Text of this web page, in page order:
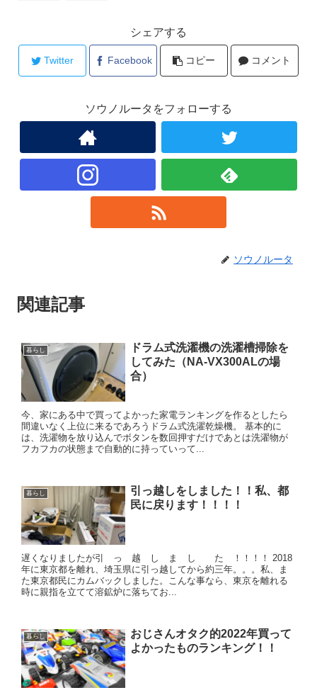
シェアする
Twitter Facebook コピー コメント
ソウノルータをフォローする
ソウノルータ
関連記事
暮らし
ドラム式洗濯機の洗濯槽掃除を
してみた（NA-VX300ALの場
合）
今、家にある中で買ってよかった家電ランキングを作るとしたら
間違いなく上位に来るであろうドラム式洗濯乾燥機。 基本的に
は、洗濯物を放り込んでボタンを数回押すだけであとは洗濯物が
フカフカの状態まで自動的に持っていって...
暮らし
引っ越しをしました！！私、都
民に戻ります！！！！
遅くなりましたが引 っ 越 し ま し た ！！！！ 2018
年に東京都を離れ、埼玉県に引っ越してから約三年。。。私、ま
た東京都民にカムバックしました。こんな事なら、東京を離れる
時に親指を立てて溶鉱炉に落ちてお...
暮らし
おじさんオタク的2022年買って
よかったものランキング！！